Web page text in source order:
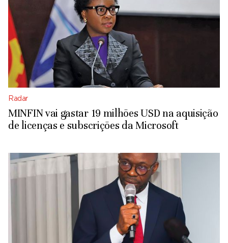
Radar
MINFIN vai gastar 19 milhões USD na aquisição
de licenças e subscrições da Microsoft